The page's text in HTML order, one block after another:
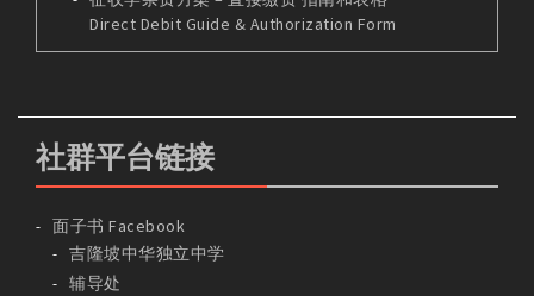
Direct Debit Guide & Authorization Form
社群平台链接
面子书 Facebook
吉隆坡中华独立中学
辅导处